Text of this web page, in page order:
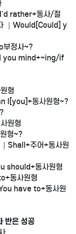
I'd rather+동사/절
｜Would[Could] y
정사~?
you mind+~ing/if
형
I[you]+동사원형~?
원형
형~?
Shall+주어+동사원
should+동사원형
동사원형
have to+동사원
반은 성공